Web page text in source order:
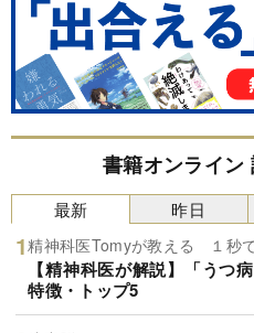
書籍オンライン
最新
精神科医Tomyが教える １秒
【精神科医が解説】「うつ
特徴・トップ5
昨日